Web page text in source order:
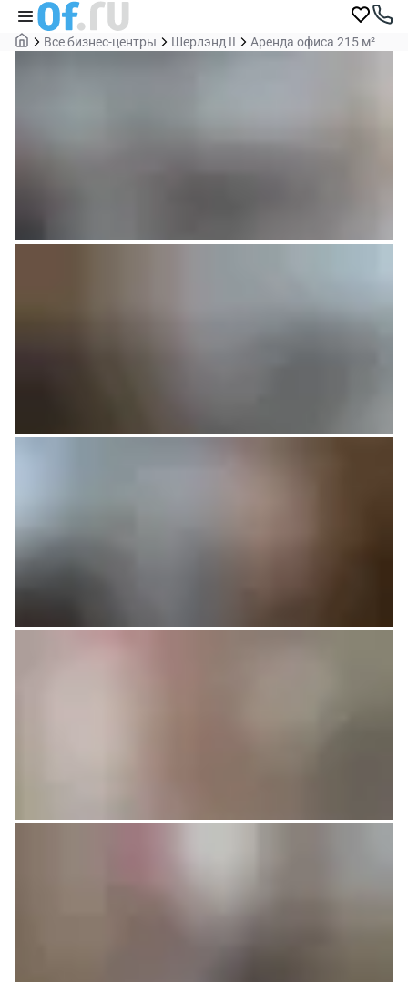
Все бизнес-центры Шерлэнд II Аренда офиса 215 м²